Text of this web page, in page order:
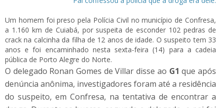
Um homem foi preso pela Polícia Civil no município de Confresa,
a 1.160 km de Cuiabá, por suspeita de esconder 102 pedras de
crack na calcinha da filha de 12 anos de idade. O suspeito tem 33
anos e foi encaminhado nesta sexta-feira (14) para a cadeia
pública de Porto Alegre do Norte.
O delegado Ronan Gomes de Villar disse ao G1 que após
denúncia anônima, investigadores foram até a residência
do suspeito, em Confresa, na tentativa de encontrar a